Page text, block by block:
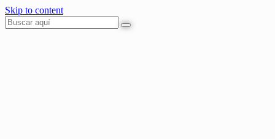
Skip to content